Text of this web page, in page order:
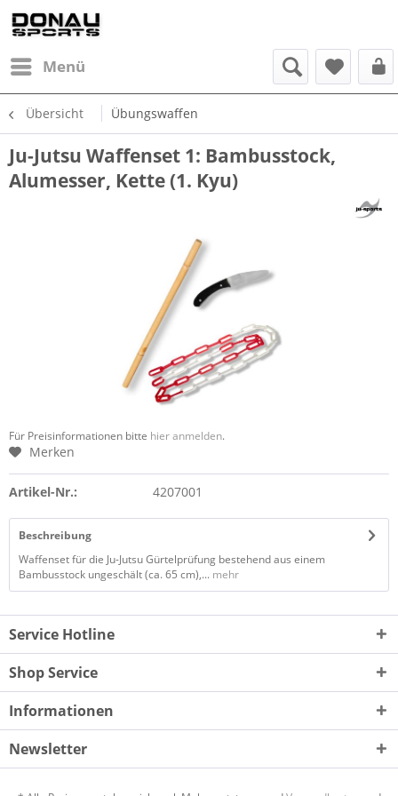
Menü
Übersicht Übungswaffen
Ju-Jutsu Waffenset 1: Bambusstock,
Alumesser, Kette (1. Kyu)
Für Preisinformationen bitte hier anmelden.
Merken
Artikel-Nr.: 4207001
Beschreibung
Waffenset für die Ju-Jutsu Gürtelprüfung bestehend aus einem
Bambusstock ungeschält (ca. 65 cm),... mehr
Service Hotline
Shop Service
Informationen
Newsletter